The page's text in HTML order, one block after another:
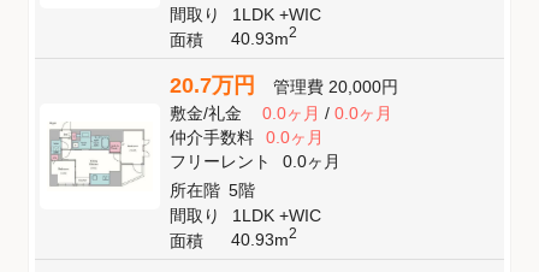
間取り
1LDK +WIC
面積
40.93m2
20.7万円 管理費 20,000円
敷金/礼金 0.0ヶ月/ 0.0ヶ月
仲介手数料
0.0ヶ月
フリーレント
0.0ヶ月
所在階 5階
間取り
1LDK +WIC
面積
40.93m2